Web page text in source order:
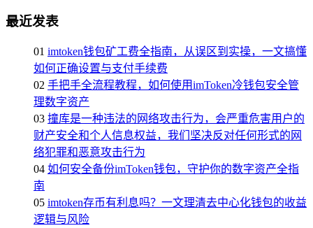
最近发表
01 imtoken钱包矿工费全指南，从误区到实操，一文搞懂
如何正确设置与支付手续费
02 手把手全流程教程，如何使用imToken冷钱包安全管
理数字资产
03 撞库是一种违法的网络攻击行为，会严重危害用户的
财产安全和个人信息权益，我们坚决反对任何形式的网
络犯罪和恶意攻击行为
04 如何安全备份imToken钱包，守护你的数字资产全指
南
05 imtoken存币有利息吗？一文理清去中心化钱包的收益
逻辑与风险